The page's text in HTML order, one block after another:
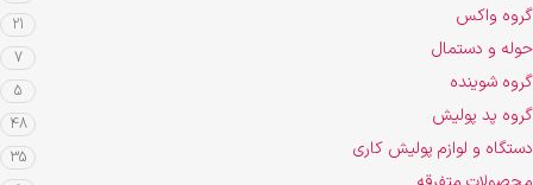
گروه واکس 21
حوله و دستمال 7
گروه شوینده 5
گروه پد پولیش 48
دستگاه و لوازم پولیش کاری 35